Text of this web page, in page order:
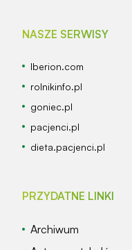
NASZE SERWISY
Iberion.com
rolnikinfo.pl
goniec.pl
pacjenci.pl
dieta.pacjenci.pl
PRZYDATNE LINKI
Archiwum